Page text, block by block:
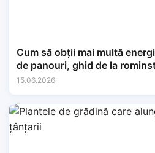
Cum să obții mai multă
de panouri, ghid de la
15.06.2026